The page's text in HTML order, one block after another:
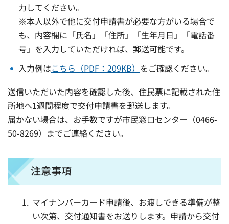
力してください。
※本人以外で他に交付申請書が必要な方がいる場合で
も、内容欄に「氏名」「住所」「生年月日」「電話番
号」を入力していただければ、郵送可能です。
入力例はこちら（PDF：209KB） をご確認ください。
送信いただいた内容を確認した後、住民票に記載された住
所地へ1週間程度で交付申請書を郵送します。
届かない場合は、お手数ですが市民窓口センター（0466-
50-8269）までご連絡ください。
注意事項
マイナンバーカード申請後、お渡しできる準備が整
い次第、交付通知書をお送りします。申請から交付